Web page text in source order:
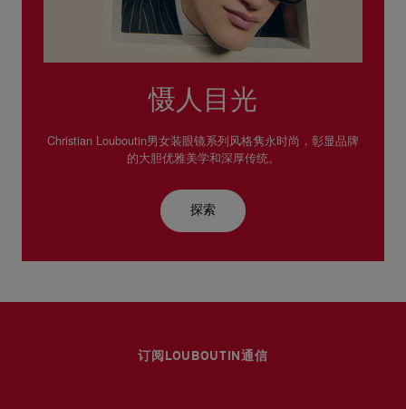
慑人目光
Christian Louboutin男女装眼镜系列风格隽永时尚，彰显品牌
的大胆优雅美学和深厚传统。
探索
订阅LOUBOUTIN通信